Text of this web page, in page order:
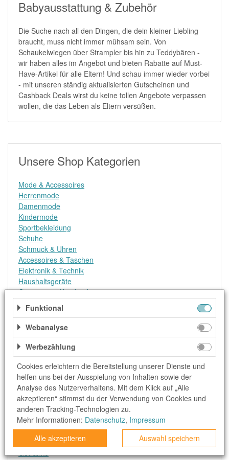
Babyausstattung & Zubehör
Die Suche nach all den Dingen, die dein kleiner Liebling
braucht, muss nicht immer mühsam sein. Von
Schaukelwiegen über Strampler bis hin zu Teddybären -
wir haben alles im Angebot und bieten Rabatte auf Must-
Have-Artikel für alle Eltern! Und schau immer wieder vorbei
- mit unseren ständig aktualisierten Gutscheinen und
Cashback Deals wirst du keine tollen Angebote verpassen
wollen, die das Leben als Eltern versüßen.
Unsere Shop Kategorien
Mode & Accessoires
Herrenmode
Damenmode
Kindermode
Sportbekleidung
Schuhe
Schmuck & Uhren
Accessoires & Taschen
Elektronik & Technik
Haushaltsgeräte
Computer & Notebooks
Smartphones & Tablets
TV & Video
Konsolen & Video Games
Internet, DSL & Mobilfunk
Reise & Urlaub
Flüge
Hotel, Ressort & Appartment
Pauschalreisen
Mietwagen
Koffer & Reisebedarf
Erlebnisse & Events
Essen & Trinken
Lebensmittel
Lieferservice
Getränke
Funktional
Webanalyse
Werbezählung
Cookies erleichtern die Bereitstellung unserer Dienste und
helfen uns bei der Ausspielung von Inhalten sowie der
Analyse des Nutzerverhaltens. Mit dem Klick auf „Alle
akzeptieren“ stimmst du der Verwendung von Cookies und
anderen Tracking-Technologien zu.
Mehr Informationen: Datenschutz, Impressum
Alle akzeptieren
Auswahl speichern